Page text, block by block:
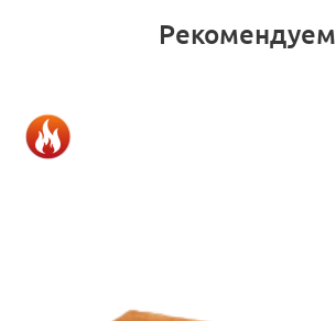
Рекомендуем